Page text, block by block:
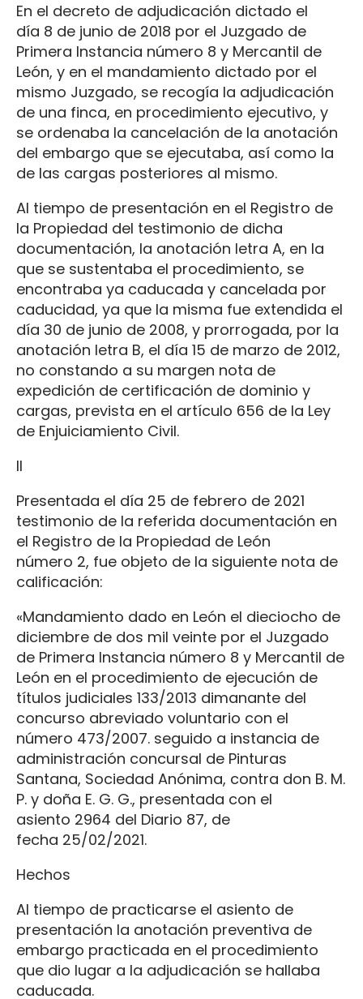
En el decreto de adjudicación dictado el
día 8 de junio de 2018 por el Juzgado de
Primera Instancia número 8 y Mercantil de
León, y en el mandamiento dictado por el
mismo Juzgado, se recogía la adjudicación
de una finca, en procedimiento ejecutivo, y
se ordenaba la cancelación de la anotación
del embargo que se ejecutaba, así como la
de las cargas posteriores al mismo.
Al tiempo de presentación en el Registro de
la Propiedad del testimonio de dicha
documentación, la anotación letra A, en la
que se sustentaba el procedimiento, se
encontraba ya caducada y cancelada por
caducidad, ya que la misma fue extendida el
día 30 de junio de 2008, y prorrogada, por la
anotación letra B, el día 15 de marzo de 2012,
no constando a su margen nota de
expedición de certificación de dominio y
cargas, prevista en el artículo 656 de la Ley
de Enjuiciamiento Civil.
II
Presentada el día 25 de febrero de 2021
testimonio de la referida documentación en
el Registro de la Propiedad de León
número 2, fue objeto de la siguiente nota de
calificación:
«Mandamiento dado en León el dieciocho de
diciembre de dos mil veinte por el Juzgado
de Primera Instancia número 8 y Mercantil de
León en el procedimiento de ejecución de
títulos judiciales 133/2013 dimanante del
concurso abreviado voluntario con el
número 473/2007. seguido a instancia de
administración concursal de Pinturas
Santana, Sociedad Anónima, contra don B. M.
P. y doña E. G. G., presentada con el
asiento 2964 del Diario 87, de
fecha 25/02/2021.
Hechos
Al tiempo de practicarse el asiento de
presentación la anotación preventiva de
embargo practicada en el procedimiento
que dio lugar a la adjudicación se hallaba
caducada.